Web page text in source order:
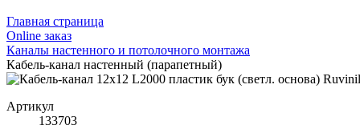
Главная страница
Оnline заказ
Каналы настенного и потолочного монтажа
Кабель-канал настенный (парапетный)
Артикул
133703